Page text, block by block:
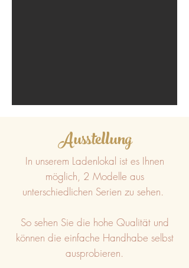
Ausstellung
In unserem Ladenlokal ist es Ihnen
möglich, 2 Modelle aus
unterschiedlichen Serien zu sehen.
So sehen Sie die hohe Qualität und
können die einfache Handhabe selbst
ausprobieren.